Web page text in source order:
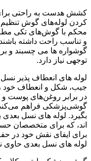
کشش هدست به راحتی برای
کردن لوله‌های گوش
محکم با گوش‌های تکی
و تناسب راحت داشته
گوشواره ها می چسبند و
توجهی نیاز دارد.
لوله های انعطاف پذیر
جیب، شکل و انعطاف خود
در برابر روغن‌های پوست و
گوشی‌پزشکی فراهم می‌کند
بگیرد. لوله های نسل
اند، که برای متخصصان
برای ایفای نقش خود در
لوله های نسل بعدی حاوی